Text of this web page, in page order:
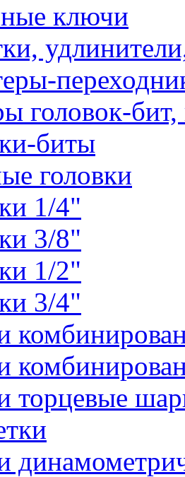
ключи
головок-бит,
биты
головки
1/4"
3/8"
1/2"
3/4"
торцевые